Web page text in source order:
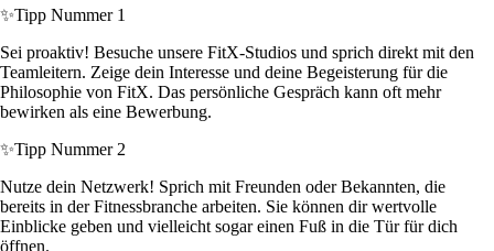
✨Tipp Nummer 1
Sei proaktiv! Besuche unsere FitX-Studios und sprich direkt mit den
Teamleitern. Zeige dein Interesse und deine Begeisterung für die
Philosophie von FitX. Das persönliche Gespräch kann oft mehr
bewirken als eine Bewerbung.
✨Tipp Nummer 2
Nutze dein Netzwerk! Sprich mit Freunden oder Bekannten, die
bereits in der Fitnessbranche arbeiten. Sie können dir wertvolle
Einblicke geben und vielleicht sogar einen Fuß in die Tür für dich
öffnen.